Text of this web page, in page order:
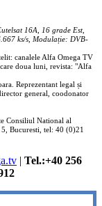
16A, 16 grade Est,
ks/s, Modulație: DVB-
canalele Alfa Omega TV
doua luni, revista: "Alfa
Reprezentant legal și
general, coodonator
Consiliul National al
Bucuresti, tel: 40 (0)21
| Tel.:+40 256